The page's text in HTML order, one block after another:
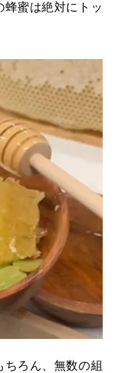
蜜は絶対にトッ
ちろん、無数の組